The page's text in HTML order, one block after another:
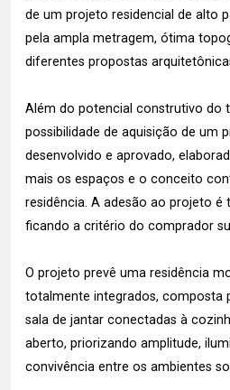
de um projeto residencial de alto
pela ampla metragem, ótima
diferentes propostas
Além do potencial construtivo do
possibilidade de aquisição de um
desenvolvido e aprovado,
mais os espaços e o conceito
residência. A adesão ao projeto é
ficando a critério do comprador
O projeto prevê uma residência
totalmente integrados, composta
sala de jantar conectadas à
aberto, priorizando amplitude,
convivência entre os ambientes